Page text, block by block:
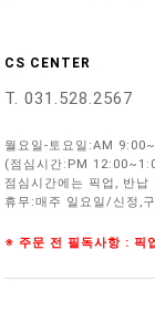
CS CENTER
T. 031.528.2567
월요일-토요일:AM
(점심시간:PM
점심시간에는 픽업, 반납
휴무:매주 일요일/신정,
※ 주문 전 필독사항 : 픽